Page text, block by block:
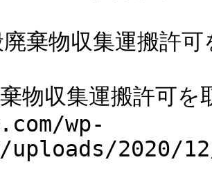
棄物収集運搬許可
物収集運搬許
wp-
uploads/2020/